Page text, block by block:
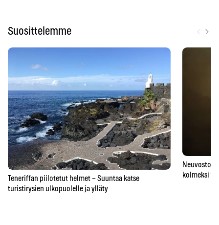
Suosittelemme ›
Teneriffan piilotetut helmet – Suuntaa katse
turistirysien ulkopuolelle ja ylläty
kolmeksi